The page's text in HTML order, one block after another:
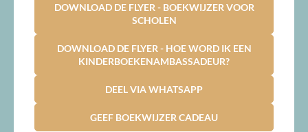
DOWNLOAD DE FLYER - BOEKWIJZER VOOR
SCHOLEN
DOWNLOAD DE FLYER - HOE WORD IK EEN
KINDERBOEKENAMBASSADEUR?
DEEL VIA WHATSAPP
GEEF BOEKWIJZER CADEAU